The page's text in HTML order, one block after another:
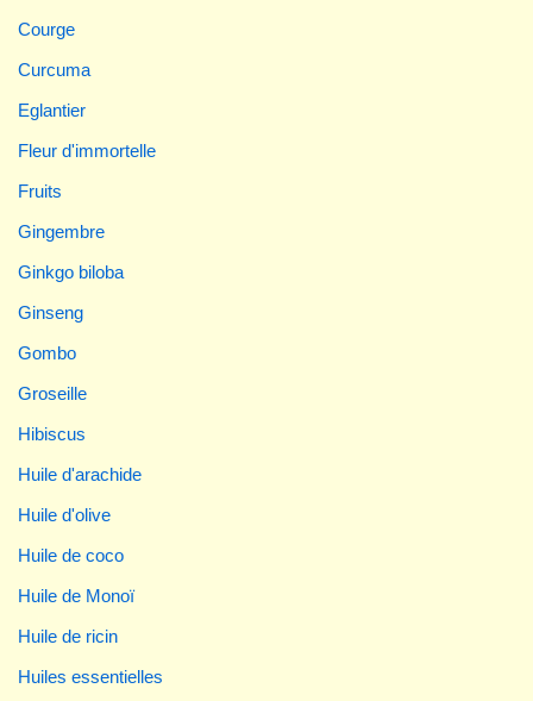
Courge
Curcuma
Eglantier
Fleur d'immortelle
Fruits
Gingembre
Ginkgo biloba
Ginseng
Gombo
Groseille
Hibiscus
Huile d'arachide
Huile d'olive
Huile de coco
Huile de Monoï
Huile de ricin
Huiles essentielles